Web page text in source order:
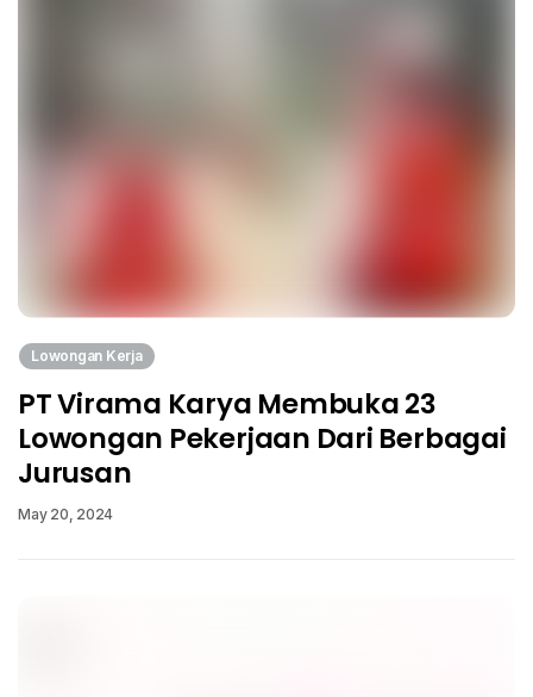
Lowongan Kerja
PT Virama Karya Membuka 23
Lowongan Pekerjaan Dari Berbagai
Jurusan
May 20, 2024